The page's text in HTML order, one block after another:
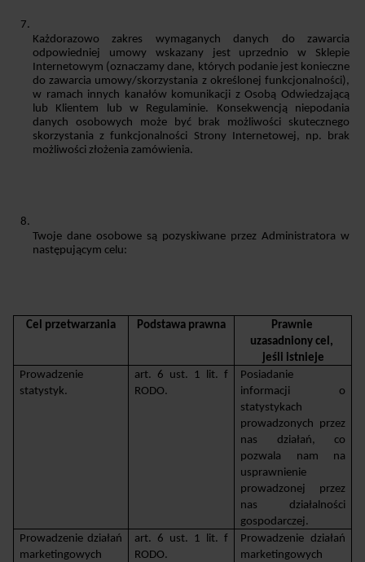
Każdorazowo zakres wymaganych danych do zawarcia
odpowiedniej umowy wskazany jest uprzednio w Sklepie
Internetowym (oznaczamy dane, których podanie jest konieczne
do zawarcia umowy/skorzystania z określonej funkcjonalności),
w ramach innych kanałów komunikacji z Osobą Odwiedzającą
lub Klientem lub w Regulaminie. Konsekwencją niepodania
danych osobowych może być brak możliwości skutecznego
skorzystania z funkcjonalności Strony Internetowej, np. brak
możliwości złożenia zamówienia.
Twoje dane osobowe są pozyskiwane przez Administratora w
następującym celu:
Cel przetwarzania Podstawa prawna
Prawnie
uzasadniony cel,
jeśli istnieje
Prowadzenie
statystyk.
art. 6 ust. 1 lit. f
RODO.
Posiadanie
informacji o
statystykach
prowadzonych przez
nas działań, co
pozwala nam na
usprawnienie
prowadzonej przez
nas działalności
gospodarczej.
Prowadzenie działań
marketingowych
art. 6 ust. 1 lit. f
RODO.
Prowadzenie działań
marketingowych